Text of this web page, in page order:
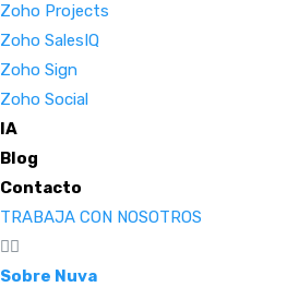
Zoho Projects
Zoho SalesIQ
Zoho Sign
Zoho Social
IA
Blog
Contacto
TRABAJA CON NOSOTROS
Sobre Nuva